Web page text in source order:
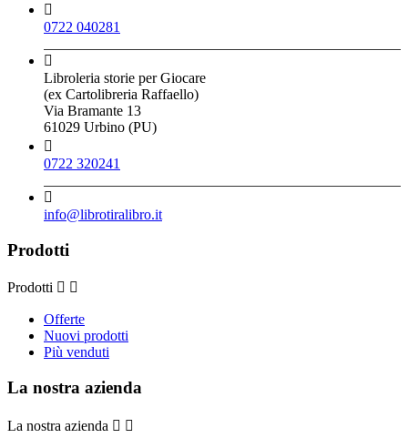

0722 040281

Libroleria storie per Giocare
(ex Cartolibreria Raffaello)
Via Bramante 13
61029 Urbino (PU)

0722 320241

info@librotiralibro.it
Prodotti
Prodotti  
Offerte
Nuovi prodotti
Più venduti
La nostra azienda
La nostra azienda  